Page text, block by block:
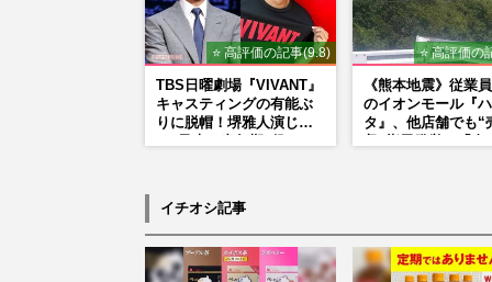
⭐ 高評価の記事(9.8)
TBS日曜劇場『VIVANT』
キャスティングの有能ぶ
りに脱帽！堺雅人演じ
ンドマン長男・櫻井海音
だった
⭐ 高評価の
《熊本地震》従業
のイオンモール『
タ』、他店舗でも“
イチオシ記事